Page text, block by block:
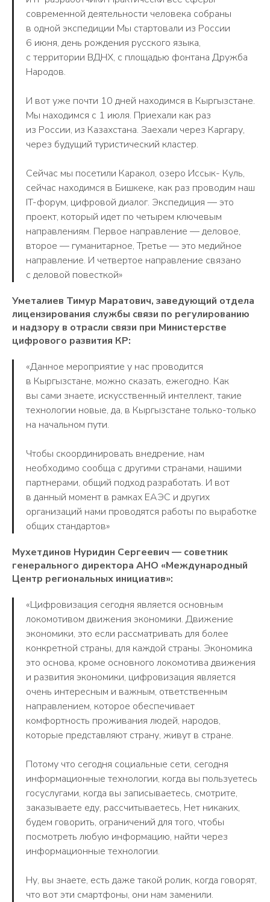
современной деятельности человека собраны
в одной экспедиции Мы стартовали из России
6 июня, день рождения русского языка,
с территории ВДНХ, с площадью фонтана Дружба
Народов.
И вот уже почти 10 дней находимся в Кыргызстане.
Мы находимся с 1 июля. Приехали как раз
из России, из Казахстана. Заехали через Каргару,
через будущий туристический кластер.
Сейчас мы посетили Каракол, озеро Иссык- Куль,
сейчас находимся в Бишкеке, как раз проводим наш
IT-форум, цифровой диалог. Экспедиция — это
проект, который идет по четырем ключевым
направлениям. Первое направление — деловое,
второе — гуманитарное, Третье — это медийное
направление. И четвертое направление связано
с деловой повесткой»
Уметалиев Тимур Маратович, заведующий отдела
лицензирования службы связи по регулированию
и надзору в отрасли связи при Министерстве
цифрового развития КР:
«Данное мероприятие у нас проводится
в Кыргызстане, можно сказать, ежегодно. Как
вы сами знаете, искусственный интеллект, такие
технологии новые, да, в Кыргызстане только-только
на начальном пути.
Чтобы скоординировать внедрение, нам
необходимо сообща с другими странами, нашими
партнерами, общий подход разработать. И вот
в данный момент в рамках ЕАЭС и других
организаций нами проводятся работы по выработке
общих стандартов»
Мухетдинов Нуридин Сергеевич — советник
генерального директора АНО «Международный
Центр региональных инициатив»:
«Цифровизация сегодня является основным
локомотивом движения экономики. Движение
экономики, это если рассматривать для более
конкретной страны, для каждой страны. Экономика
это основа, кроме основного локомотива движения
и развития экономики, цифровизация является
очень интересным и важным, ответственным
направлением, которое обеспечивает
комфортность проживания людей, народов,
которые представляют страну, живут в стране.
Потому что сегодня социальные сети, сегодня
информационные технологии, когда вы пользуетесь
госуслугами, когда вы записываетесь, смотрите,
заказываете еду, рассчитываетесь, Нет никаких,
будем говорить, ограничений для того, чтобы
посмотреть любую информацию, найти через
информационные технологии.
Ну, вы знаете, есть даже такой ролик, когда говорят,
что вот эти смартфоны, они нам заменили.